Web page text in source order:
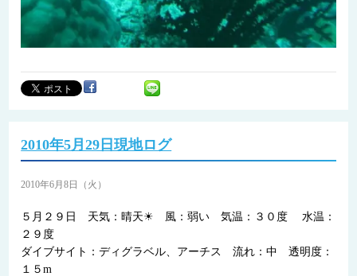
2010年5月29日現地ログ
2010年6月8日（火）
５月２９日 天気：晴天☀ 風：弱い 気温：３０度 水温：
２９度
ダイブサイト：ディグラベル、アーチス 流れ：中 透明度：
１５m